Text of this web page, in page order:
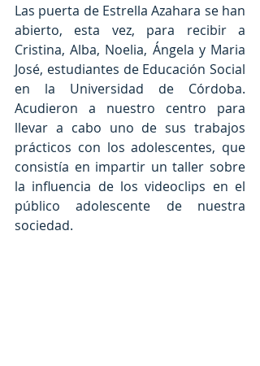
Las puerta de Estrella Azahara se han
abierto, esta vez, para recibir a
Cristina, Alba, Noelia, Ángela y Maria
José, estudiantes de Educación Social
en la Universidad de Córdoba.
Acudieron a nuestro centro para
llevar a cabo uno de sus trabajos
prácticos con los adolescentes, que
consistía en impartir un taller sobre
la influencia de los videoclips en el
público adolescente de nuestra
sociedad.